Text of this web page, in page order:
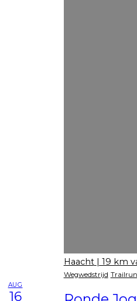
Haacht | 19 km
Wegwedstrijd Trailrun
AUG
16